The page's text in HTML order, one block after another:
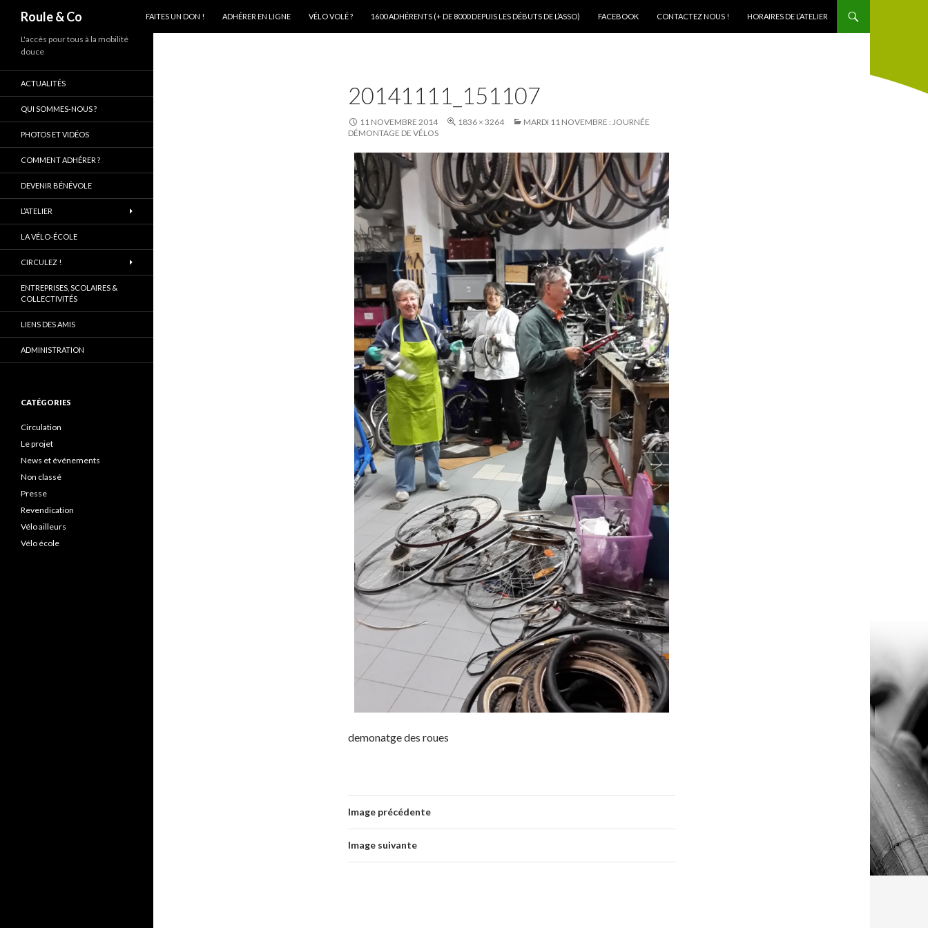
Roule & Co
FAITES UN DON !
ADHÉRER EN LIGNE VÉLO VOLÉ ? 1600 ADHÉRENTS (+ DE 8000 DEPUIS LES DÉBUTS DE L’ASSO) FACEBOOK CONTACTEZ NOUS ! HORAIRES DE L’ATELIER
20141111_151107
11 NOVEMBRE 2014 1836 × 3264
MARDI 11 NOVEMBRE : JOURNÉE
DÉMONTAGE DE VÉLOS
demonatge des roues
Image précédente
Image suivante
L'accès pour tous à la mobilité
douce
ACTUALITÉS
QUI SOMMES-NOUS ?
PHOTOS ET VIDÉOS
COMMENT ADHÉRER ?
DEVENIR BÉNÉVOLE
L’ATELIER
LA VÉLO-ÉCOLE
CIRCULEZ !
ENTREPRISES, SCOLAIRES &
COLLECTIVITÉS
LIENS DES AMIS
ADMINISTRATION
CATÉGORIES
Circulation
Le projet
News et événements
Non classé
Presse
Revendication
Vélo ailleurs
Vélo école